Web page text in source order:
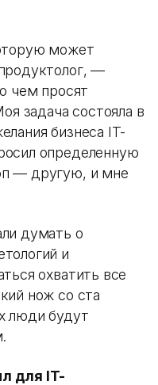
может
—
чем просят
задача состояла в
бизнеса IT-
определенную
— другую, и мне
думать о
и
охватить все
нож со ста
люди будут
для IT-